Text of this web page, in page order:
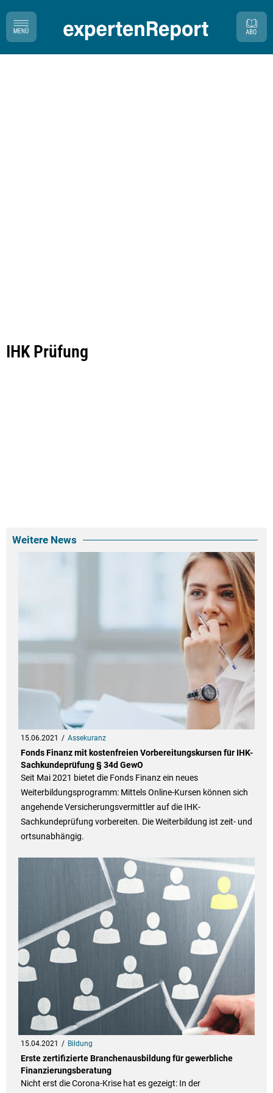
IHK Prüfung
Weitere News
15.06.2021 Assekuranz
Fonds Finanz mit kostenfreien Vorbereitungskursen für IHK-
Sachkundeprüfung § 34d GewO
Seit Mai 2021 bietet die Fonds Finanz ein neues
Weiterbildungsprogramm: Mittels Online-Kursen können sich
angehende Versicherungsvermittler auf die IHK-
Sachkundeprüfung vorbereiten. Die Weiterbildung ist zeit- und
ortsunabhängig.
15.04.2021 Bildung
Erste zertifizierte Branchenausbildung für gewerbliche
Finanzierungsberatung
Nicht erst die Corona-Krise hat es gezeigt: In der